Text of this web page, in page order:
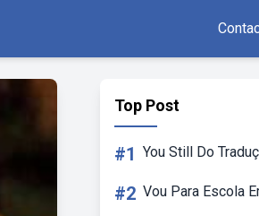
Top Post
#1 You Still Do
#2 Vou Para Escola